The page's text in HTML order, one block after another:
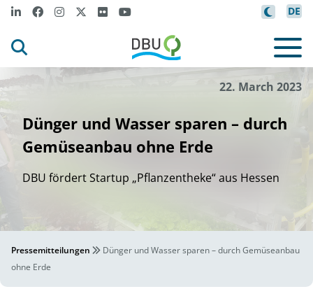
DE
22. March 2023
Dünger und Wasser sparen – durch
Gemüseanbau ohne Erde
DBU fördert Startup „Pflanzentheke“ aus Hessen
Pressemitteilungen
Dünger und Wasser sparen – durch Gemüseanbau
ohne Erde